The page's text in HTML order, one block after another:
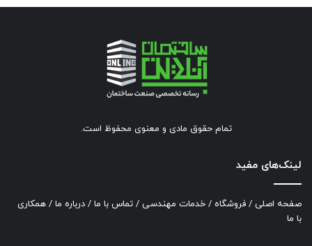
تمام حقوق مادی و معنوی محفوظ است.
لینک‌های مفید
صفحه اصلی / فروشگاه / خدمات مهندسی / تماس با ما / درباره ما / همکاری
با ما